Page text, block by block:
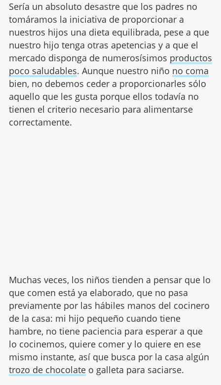
Sería un absoluto desastre que los padres no
tomáramos la iniciativa de proporcionar a
nuestros hijos una dieta equilibrada, pese a que
nuestro hijo tenga otras apetencias y a que el
mercado disponga de numerosísimos productos
poco saludables. Aunque nuestro niño no coma
bien, no debemos ceder a proporcionarles sólo
aquello que les gusta porque ellos todavía no
tienen el criterio necesario para alimentarse
correctamente.
Muchas veces, los niños tienden a pensar que lo
que comen está ya elaborado, que no pasa
previamente por las hábiles manos del cocinero
de la casa: mi hijo pequeño cuando tiene
hambre, no tiene paciencia para esperar a que
lo cocinemos, quiere comer y lo quiere en ese
mismo instante, así que busca por la casa algún
trozo de chocolateo galleta para saciarse.